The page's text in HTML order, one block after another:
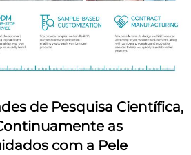
de Pesquisa Científica,
as
com a Pele